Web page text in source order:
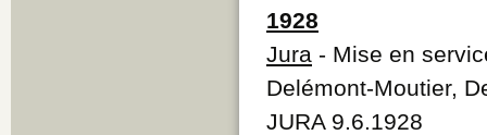
1928
Jura - Mise en
Delémont-Moutier,
JURA 9.6.1928